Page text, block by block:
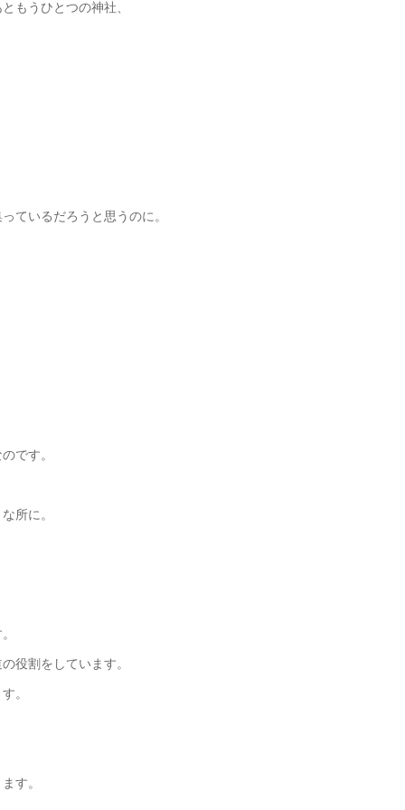
もうひとつの神社、
ているだろうと思うのに。
です。
所に。
役割をしています。
。
す。